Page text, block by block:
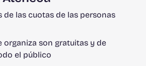
de las cuotas de las personas
organiza son gratuitas y de
el público